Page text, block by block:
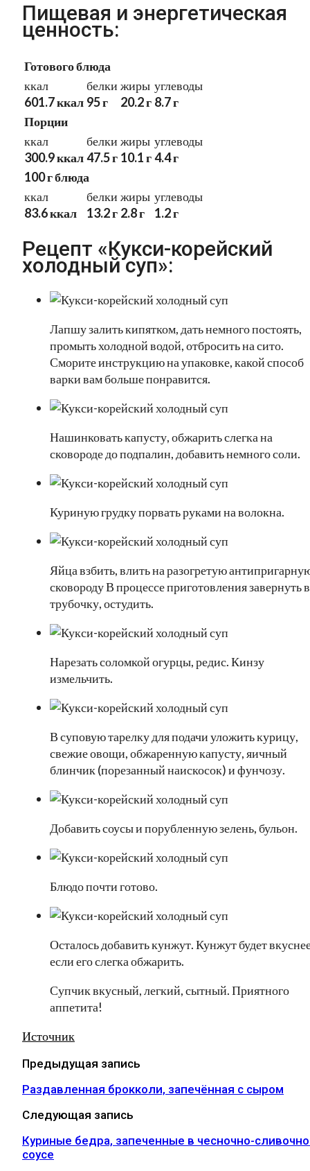
Пищевая и энергетическая
ценность:
Готового блюда
ккал
601.7 ккал
белки
95 г
жиры
20.2 г
углеводы
8.7 г
Порции
ккал
300.9 ккал
белки
47.5 г
жиры
10.1 г
углеводы
4.4 г
100 г блюда
ккал
83.6 ккал
белки
13.2 г
жиры
2.8 г
углеводы
1.2 г
Рецепт «Кукси-корейский
холодный суп»:
Лапшу залить кипятком, дать немного постоять,
промыть холодной водой, отбросить на сито.
Сморите инструкцию на упаковке, какой способ
варки вам больше понравится.
Нашинковать капусту, обжарить слегка на
сковороде до подпалин, добавить немного соли.
Куриную грудку порвать руками на волокна.
Яйца взбить, влить на разогретую
сковороду В процессе приготовления завернуть в
трубочку, остудить.
Нарезать соломкой огурцы, редис. Кинзу
измельчить.
В суповую тарелку для подачи уложить курицу,
свежие овощи, обжаренную капусту, яичный
блинчик (порезанный наискосок) и фунчозу.
Добавить соусы и порубленную зелень, бульон.
Блюдо почти готово.
Осталось добавить кунжут. Кунжут будет
если его слегка обжарить.
Супчик вкусный, легкий, сытный. Приятного
аппетита!
Источник
Предыдущая запись
Раздавленная брокколи, запечённая с сыром
Следующая запись
Куриные бедра, запеченные в чесночно-
соусе